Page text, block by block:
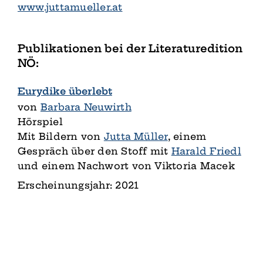
www.juttamueller.at
Publikationen bei der Literaturedition
NÖ:
Eurydike überlebt
von Barbara Neuwirth
Hörspiel
Mit Bildern von Jutta Müller, einem
Gespräch über den Stoff mit Harald Friedl
und einem Nachwort von Viktoria Macek
Erscheinungsjahr: 2021